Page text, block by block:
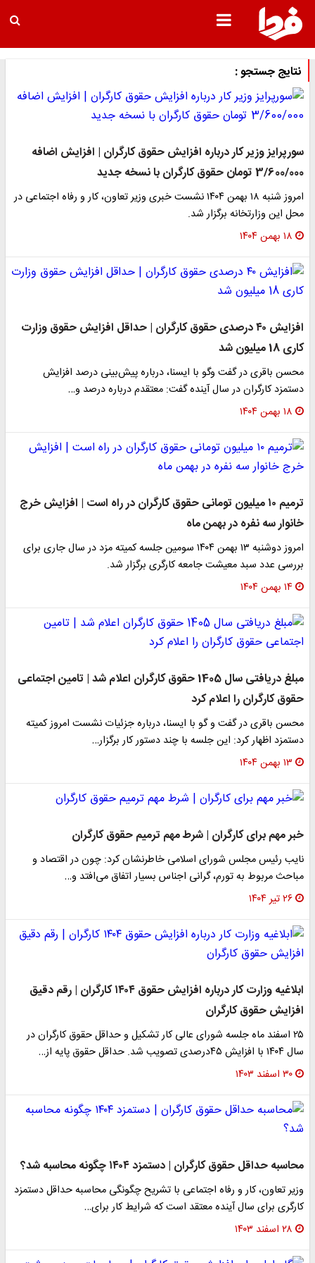
نتایج جستجو :
سورپرایز وزیر کار درباره افزایش حقوق کارگران | افزایش اضافه
3/600/000 تومان حقوق کارگران با نسخه جدید
امروز شنبه ۱۸ بهمن ۱۴۰۴ نشست خبری وزیر تعاون، کار و رفاه اجتماعی در
محل این وزارتخانه برگزار شد.
۱۸ بهمن ۱۴۰۴
افزایش ۴۰ درصدی حقوق کارگران | حداقل افزایش حقوق وزارت
کاری 18 میلیون شد
محسن باقری در گفت وگو با ایسنا، درباره پیش‌بینی درصد افزایش
دستمزد کارگران در سال آینده گفت: معتقدم درباره درصد و…
۱۸ بهمن ۱۴۰۴
ترمیم ۱۰ میلیون تومانی حقوق کارگران در راه است | افزایش خرج
خانوار سه نفره در بهمن ماه
امروز دوشنبه ۱۳ بهمن ۱۴۰۴ سومین جلسه کمیته مزد در سال جاری برای
بررسی عدد سبد معیشت جامعه کارگری برگزار شد.
۱۴ بهمن ۱۴۰۴
مبلغ دریافتی سال 1405 حقوق کارگران اعلام شد | تامین اجتماعی
حقوق کارگران را اعلام کرد
محسن باقری در گفت و گو با ایسنا، درباره جزئیات نشست امروز کمیته
دستمزد اظهار کرد: این جلسه با چند دستور کار برگزار…
۱۳ بهمن ۱۴۰۴
خبر مهم برای کارگران | شرط مهم ترمیم حقوق کارگران
نایب رئیس مجلس شورای اسلامی خاطرنشان کرد: چون در اقتصاد و
مباحث مربوط به تورم، گرانی اجناس بسیار اتفاق می‌افتد و…
۲۶ تیر ۱۴۰۴
ابلاغیه وزارت کار درباره افزایش حقوق ۱۴۰۴ کارگران | رقم دقیق
افزایش حقوق کارگران
۲۵ اسفند ماه جلسه شورای عالی کار تشکیل و حداقل حقوق کارگران در
سال ۱۴۰۴ با افزایش ۴۵درصدی تصویب شد. حداقل حقوق پایه از…
۳۰ اسفند ۱۴۰۳
محاسبه حداقل حقوق کارگران | دستمزد ۱۴۰۴ چگونه محاسبه شد؟
وزیر تعاون، کار و رفاه اجتماعی با تشریح چگونگی محاسبه حداقل دستمزد
کارگری برای سال آینده معتقد است که شرایط کار برای…
۲۸ اسفند ۱۴۰۳